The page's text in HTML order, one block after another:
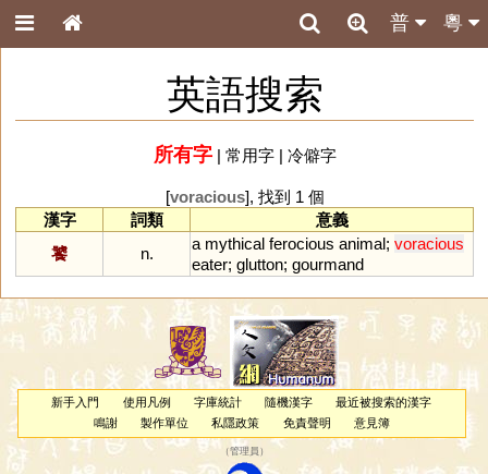
粵
普
英語搜索
所有字| 常用字| 冷僻字
[voracious], 找到 1 個
漢字
詞類
意義
饕
n.
a mythical ferocious animal; voracious
eater; glutton; gourmand
新手入門 使用凡例 字庫統計 隨機漢字
最近被搜索的漢字
鳴謝
製作單位 私隱政策 免責聲明 意見簿
（管理員 ）